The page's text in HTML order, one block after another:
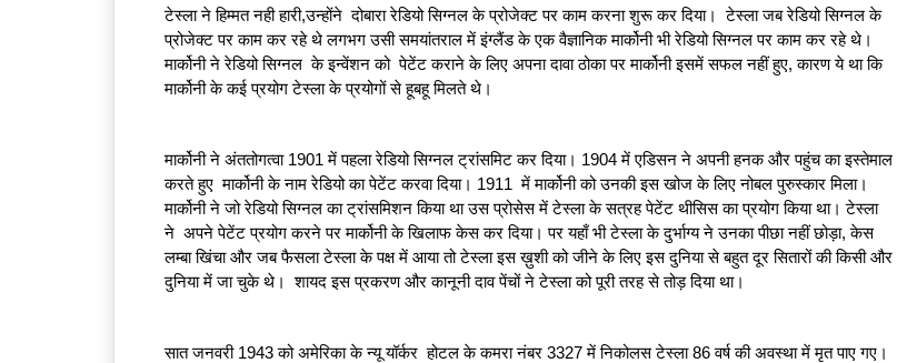
टेस्ला ने हिम्मत नही हारी,उन्होंने  दोबारा रेडियो सिग्नल के प्रोजेक्ट पर काम करना शुरू कर दिया।  टेस्ला जब रेडियो सिग्नल के
प्रोजेक्ट पर काम कर रहे थे लगभग उसी समयांतराल में इंग्लैंड के एक वैज्ञानिक मार्कोनी भी रेडियो सिग्नल पर काम कर रहे थे।
मार्कोनी ने रेडियो सिग्नल  के इन्वेंशन को  पेटेंट कराने के लिए अपना दावा ठोका पर मार्कोनी इसमें सफल नहीं हुए, कारण ये था कि
मार्कोनी के कई प्रयोग टेस्ला के प्रयोगों से हूबहू मिलते थे।
मार्कोनी ने अंततोगत्वा 1901 में पहला रेडियो सिग्नल ट्रांसमिट कर दिया। 1904 में एडिसन ने अपनी हनक और पहुंच का इस्तेमाल
करते हुए  मार्कोनी के नाम रेडियो का पेटेंट करवा दिया। 1911  में मार्कोनी को उनकी इस खोज के लिए नोबल पुरुस्कार मिला।
मार्कोनी ने जो रेडियो सिग्नल का ट्रांसमिशन किया था उस प्रोसेस में टेस्ला के सत्रह पेटेंट थीसिस का प्रयोग किया था। टेस्ला
ने  अपने पेटेंट प्रयोग करने पर मार्कोनी के खिलाफ केस कर दिया। पर यहाँ भी टेस्ला के दुर्भाग्य ने उनका पीछा नहीं छोड़ा, केस
लम्बा खिंचा और जब फैसला टेस्ला के पक्ष में आया तो टेस्ला इस ख़ुशी को जीने के लिए इस दुनिया से बहुत दूर सितारों की किसी और
दुनिया में जा चुके थे।  शायद इस प्रकरण और कानूनी दाव पेंचों ने टेस्ला को पूरी तरह से तोड़ दिया था।
सात जनवरी 1943 को अमेरिका के न्यू यॉर्कर  होटल के कमरा नंबर 3327 में निकोलस टेस्ला 86 वर्ष की अवस्था में मृत पाए गए।